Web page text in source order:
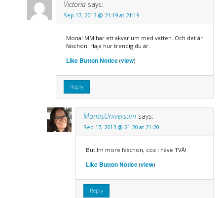
Victoria says:
Sep 17, 2013 @ 21:19 at 21:19
Mona! MM har ett akvarium med vatten. Och det är
fäschon. Haja hur trendig du är.
Like Button Notice(view)
Reply
MonasUniversum says:
Sep 17, 2013 @ 21:20 at 21:20
But Im more fäschon, coz I häve TVÅ!
Like Button Notice(view)
Reply